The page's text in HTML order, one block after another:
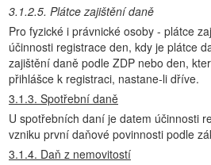
3.1.2.5. Plátce zajištění daně
Pro fyzické i právnické osoby - plátce
účinnosti registrace den, kdy je plátce
zajištění daně podle ZDP nebo den,
přihlášce k registraci, nastane-li dříve.
3.1.3. Spotřební daně
U spotřebních daní je datem účinnosti
vzniku první daňové povinnosti podle
3.1.4. Daň z nemovitostí